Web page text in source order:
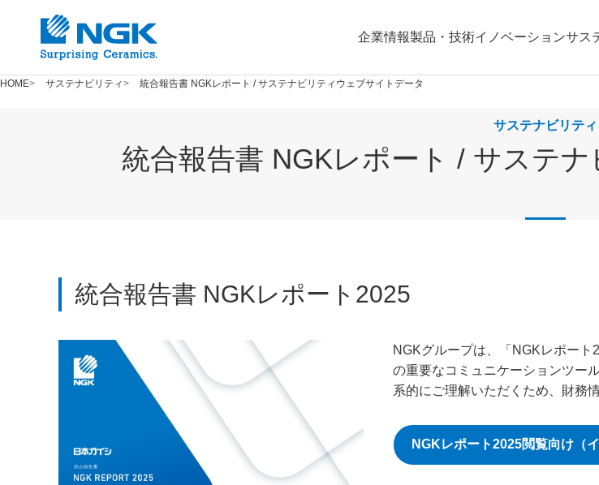
企業情報製品・技術イノベーションサス
HOME サステナビリティ 統合報告書 NGKレポート / サステナビリティウェブサイトデータ
サステナビリティ
統合報告書 NGKレポート / サステ
統合報告書 NGKレポート2025
NGKグループは、「NGKレポー
の重要なコミュニケーションツー
系的にご理解いただくため、財務
NGKレポート2025閲覧向け（